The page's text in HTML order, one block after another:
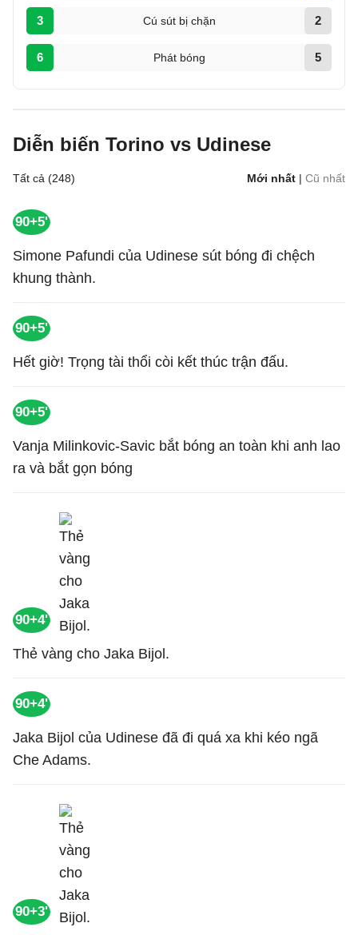
3 Cú sút bị chặn 2
6 Phát bóng 5
Diễn biến Torino vs Udinese
Tất cả (248) Mới nhất | Cũ nhất
90+5'
Simone Pafundi của Udinese sút bóng đi chệch
khung thành.
90+5'
Hết giờ! Trọng tài thổi còi kết thúc trận đấu.
90+5'
Vanja Milinkovic-Savic bắt bóng an toàn khi anh lao
ra và bắt gọn bóng
90+4'
Thẻ vàng cho Jaka Bijol.
90+4'
Jaka Bijol của Udinese đã đi quá xa khi kéo ngã
Che Adams.
90+3'